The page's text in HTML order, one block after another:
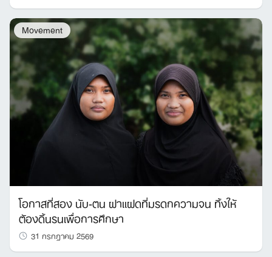
Movement
โอกาสที่สอง นับ-ตน ฝาแฝดที่มรดกความจน ทิ้งให้
ต้องดิ้นรนเพื่อการศึกษา
31 กรกฎาคม 2569